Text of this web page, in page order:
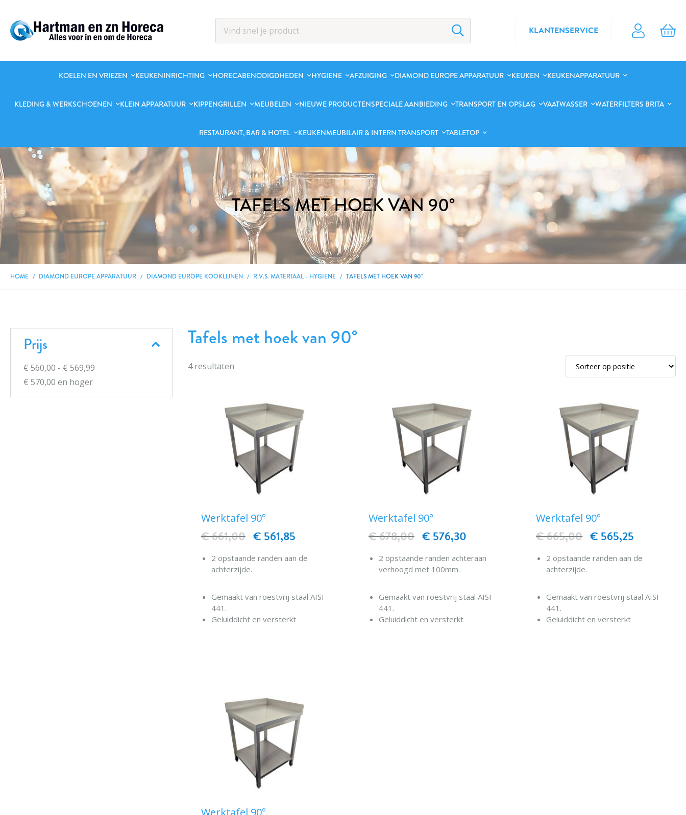
KLANTENSERVICE
KOELEN EN VRIEZEN KEUKENINRICHTING HORECABENODIGDHEDEN HYGIENE AFZUIGING DIAMOND EUROPE APPARATUUR KEUKEN KEUKENAPPARATUUR
KLEDING & WERKSCHOENEN KLEIN APPARATUUR KIPPENGRILLEN MEUBELEN NIEUWE PRODUCTENSPECIALE AANBIEDING TRANSPORT EN OPSLAG VAATWASSER WATERFILTERS BRITA
RESTAURANT, BAR & HOTEL KEUKENMEUBILAIR & INTERN TRANSPORT TABLETOP
TAFELS MET HOEK VAN 90°
HOME DIAMOND EUROPE APPARATUUR DIAMOND EUROPE KOOKLIJNEN R.V.S. MATERIAAL - HYGIENE TAFELS MET HOEK VAN 90°
Tafels met hoek van 90°
4resultaten
Werktafel 90°
€ 561,85
€ 661,00
2 opstaande randen aan de
achterzijde.
Gemaakt van roestvrij staal AISI
441.
Geluiddicht en versterkt
Werktafel 90°
€ 576,30
€ 678,00
2 opstaande randen achteraan
verhoogd met 100mm.
Gemaakt van roestvrij staal AISI
441.
Geluiddicht en versterkt
Werktafel 90°
€ 565,25
€ 665,00
2 opstaande randen aan de
achterzijde.
Gemaakt van roestvrij staal AISI
441.
Geluiddicht en versterkt
Prijs
€ 560,00 - € 569,99
€ 570,00 en hoger